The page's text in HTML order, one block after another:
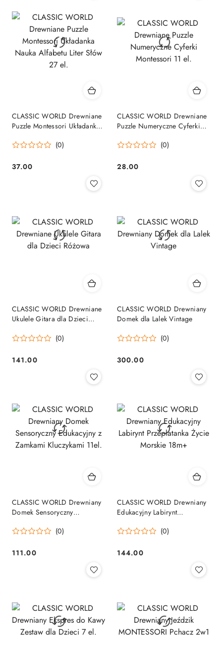
CLASSIC WORLD Drewniane
Puzzle Montessori Układanka
el.
(0)
Cena:
37.00
CLASSIC WORLD Drewniane
Puzzle Numeryczne Cyferki
(0)
Cena:
28.00
CLASSIC WORLD Drewniane
Ukulele Gitara dla Dzieci
(0)
Cena:
141.00
CLASSIC WORLD Drewniany
Domek dla Lalek Vintage
(0)
Cena:
300.00
CLASSIC WORLD Drewniany
Domek Sensoryczny
Kluczykami 11el.
(0)
Cena:
111.00
CLASSIC WORLD Drewniany
Edukacyjny Labirynt
18m+
(0)
Cena:
144.00